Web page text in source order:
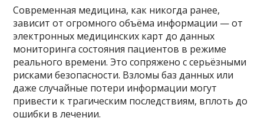
Современная медицина, как никогда ранее,
зависит от огромного объёма информации — от
электронных медицинских карт до данных
мониторинга состояния пациентов в режиме
реального времени. Это сопряжено с серьёзными
рисками безопасности. Взломы баз данных или
даже случайные потери информации могут
привести к трагическим последствиям, вплоть до
ошибки в лечении.